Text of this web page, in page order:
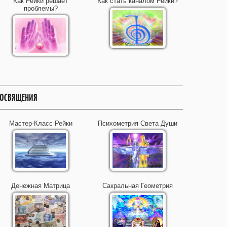
проблемы?
Мастер-Класс Рейки Психометрия Света Души
Денежная Матрица Сакральная Геометрия